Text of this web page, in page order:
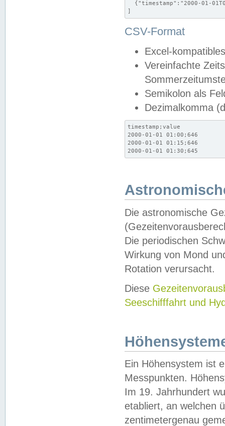
{"timestamp":"2000-01-
]
CSV-Format
Excel-
Vereinfachte
Semikolon als
Dezimalkomma
timestamp;value
2000-01-01 01:00;646
2000-01-01 01:15;646
2000-01-01 01:30;645
Die astronomische
Die periodischen
Wirkung von Mond
Rotation verursacht.
Diese
Seeschifffahrt und
Ein Höhensystem ist
Messpunkten.
Im 19. Jahrhundert
etabliert, an welchen
zentimetergenau